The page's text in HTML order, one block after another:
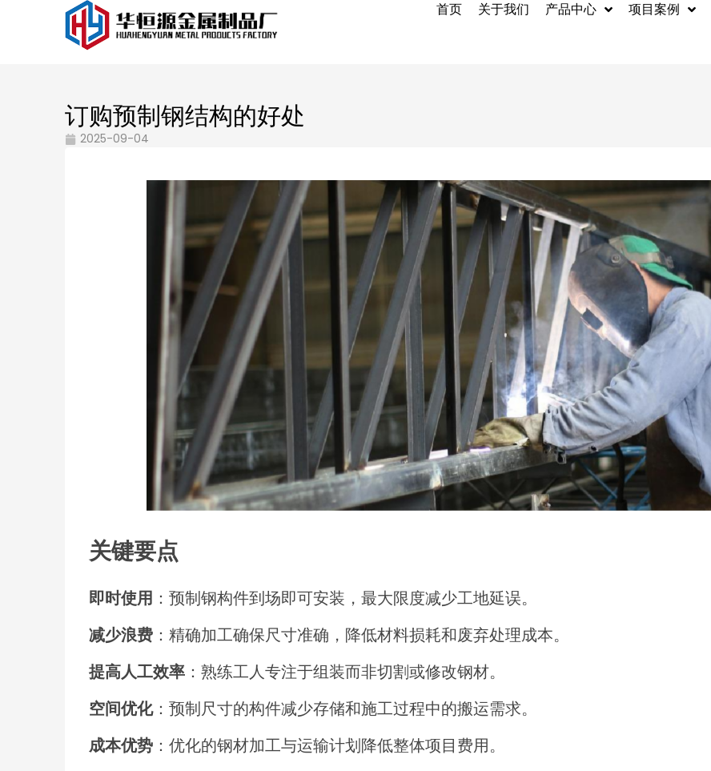
首页 关于我们 产品中心 项目案例
环境保护系统
订购预制钢结构的好处
2025-09-04
关键要点
即时使用 ：预制钢构件到场即可安装，最大限度减少工地延误。
减少浪费：精确加工确保尺寸准确，降低材料损耗和废弃处理成本。
提高人工效率：熟练工人专注于组装而非切割或修改钢材。
空间优化：预制尺寸的构件减少存储和施工过程中的搬运需求。
成本优势：优化的钢材加工与运输计划降低整体项目费用。